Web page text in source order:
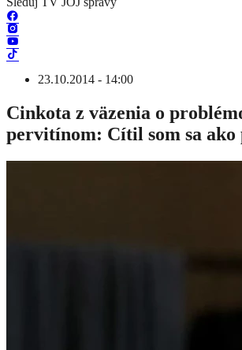
23.10.2014 - 14:00
Cinkota z väzenia o
pervitínom: Cítil som sa